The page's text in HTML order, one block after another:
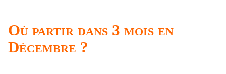
Où partir dans 3 mois en
Décembre ?